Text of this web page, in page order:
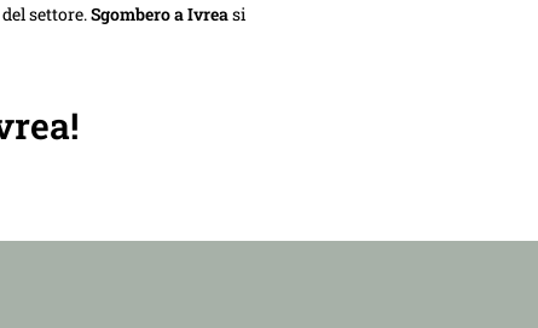
settore.Sgombero a Ivrea si